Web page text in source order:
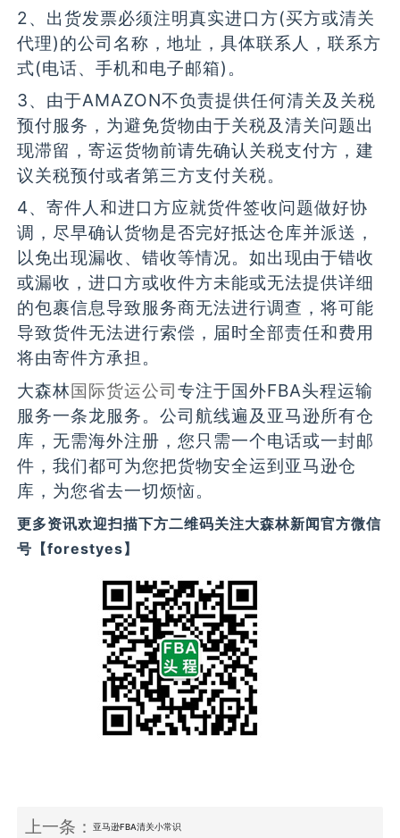
2、出货发票必须注明真实进口方(买方或清关
代理)的公司名称，地址，具体联系人，联系方
式(电话、手机和电子邮箱)。
3、由于AMAZON不负责提供任何清关及关税
预付服务，为避免货物由于关税及清关问题出
现滞留，寄运货物前请先确认关税支付方，建
议关税预付或者第三方支付关税。
4、寄件人和进口方应就货件签收问题做好协
调，尽早确认货物是否完好抵达仓库并派送，
以免出现漏收、错收等情况。如出现由于错收
或漏收，进口方或收件方未能或无法提供详细
的包裹信息导致服务商无法进行调查，将可能
导致货件无法进行索偿，届时全部责任和费用
将由寄件方承担。
大森林国际货运公司专注于国外FBA头程运输
服务一条龙服务。公司航线遍及亚马逊所有仓
库，无需海外注册，您只需一个电话或一封邮
件，我们都可为您把货物安全运到亚马逊仓
库，为您省去一切烦恼。
更多资讯欢迎扫描下方二维码关注大森林新闻官方微信
号【forestyes】
上一条：亚马逊FBA清关小常识